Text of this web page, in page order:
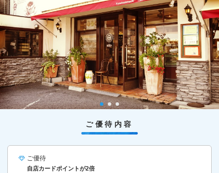
ご優待内容
ご優待
自店カードポイントが2倍